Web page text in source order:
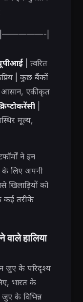
| |—————-|
| त्वरित
| कुछ बैंकों
आसान, एकीकृत
मूल्य,
ने इन
के लिए अपनी
खिलाड़ियों को
कई तरीके
हालिया
जुए के परिदृश्य
भारत के
के विभिन्न